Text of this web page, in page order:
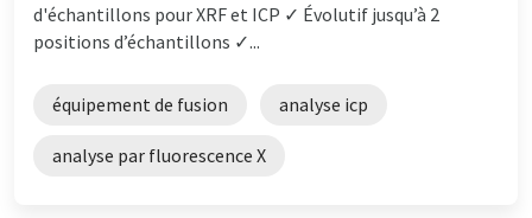
d'échantillons pour XRF et ICP ✓ Évolutif jusqu’à 2
positions d’échantillons ✓...
équipement de fusion analyse icp
analyse par fluorescence X